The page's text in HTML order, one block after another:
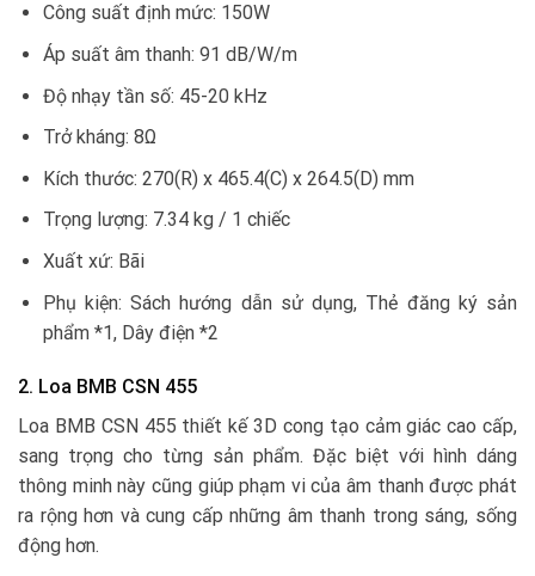
Công suất định mức: 150W
Áp suất âm thanh: 91 dB/W/m
Độ nhạy tần số: 45-20 kHz
Trở kháng: 8Ω
Kích thước: 270(R) x 465.4(C) x 264.5(D) mm
Trọng lượng: 7.34 kg / 1 chiếc
Xuất xứ: Bãi
Phụ kiện: Sách hướng dẫn sử dụng, Thẻ đăng ký sản
phẩm *1, Dây điện *2
2. Loa BMB CSN 455
Loa BMB CSN 455 thiết kế 3D cong tạo cảm giác cao cấp,
sang trọng cho từng sản phẩm. Đặc biệt với hình dáng
thông minh này cũng giúp phạm vi của âm thanh được phát
ra rộng hơn và cung cấp những âm thanh trong sáng, sống
động hơn.